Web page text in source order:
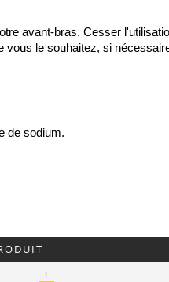
avant-bras. Cesser
le souhaitez, si
de sodium.
1